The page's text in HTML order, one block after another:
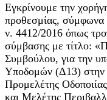
Εγκρίνουμε την
προθεσμίας,
ν. 4412/2016 όπως
σύμβασης με τίτλο:
Συμβούλου, για την
Υποδομών (Δ13) στην
Προμελέτης
και Μελέτης